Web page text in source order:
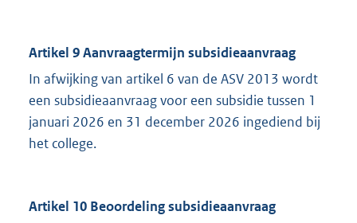
Artikel 9 Aanvraagtermijn subsidieaanvraag
In afwijking van artikel 6 van de ASV 2013 wordt
een subsidieaanvraag voor een subsidie tussen 1
januari 2026 en 31 december 2026 ingediend bij
het college.
Artikel 10 Beoordeling subsidieaanvraag